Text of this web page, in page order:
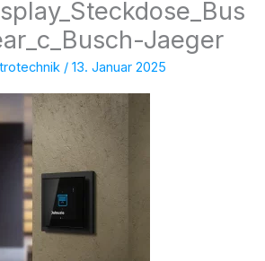
Jaeger
/ 13. Januar 2025